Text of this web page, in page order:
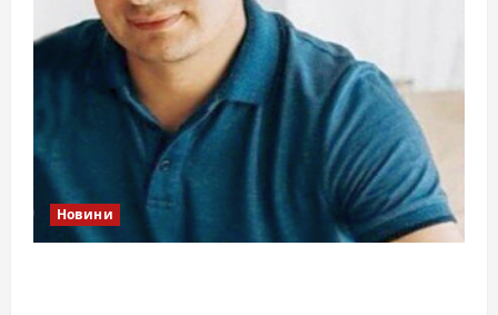
Новини